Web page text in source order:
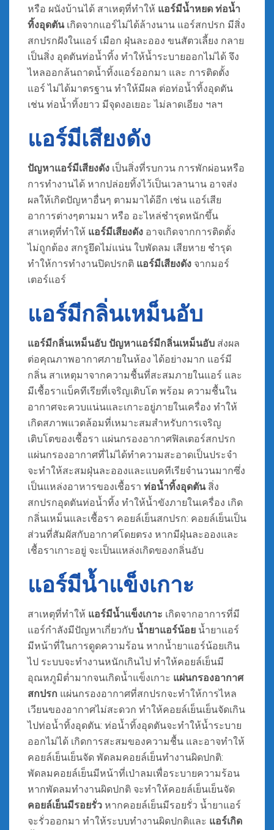
หรือ ผนังบ้านได้ สาเหตุที่ทำให้ แอร์มีน้ำหยด ท่อน้ำ
ทิ้งอุดตันเกิดจากแอร์ไม่ได้ล้างนาน แอร์สกปรก มีสิ่ง
สกปรกฝังในแอร์ เมือก ฝุ่นละออง ขนสัตวเลี้ยง กลาย
เป็นสิ่ง อุดตันท่อน้ำทิ้ง ทำให้น้ำระบายออกไม่ได้ จึง
ไหลออกล้นถาดน้ำทิ้งแอร์ออกมา และ การติดตั้ง
แอร์ ไม่ได้มาตรฐาน ทำให้มีผล ต่อท่อน้ำทิ้งอุดตัน
เช่น ท่อน้ำทิ้งยาว มีจุดงอเยอะ ไม่ลาดเอียง ฯลฯ
แอร์มีเสียงดัง
ปัญหาแอร์มีเสียงดัง เป็นสิ่งที่รบกวน การพักผ่อนหรือ
การทำงานได้ หากปล่อยทิ้งไว้เป็นเวลานาน อาจส่ง
ผลให้เกิดปัญหาอื่นๆ ตามมาได้อีก เช่น แอร์เสีย
อาการต่างๆตามมา หรือ อะไหล่ชำรุดหนักขึ้น
สาเหตุที่ทำให้ แอร์มีเสียงดัง อาจเกิดจากการติดตั้ง
ไม่ถูกต้อง สกรูยึดไม่แน่น ใบพัดลม เสียหาย ชำรุด
ทำให้การทำงานปิดปรกติ แอร์มีเสียงดัง จากมอร์
เตอร์แอร์
แอร์มีกลิ่นเหม็นอับ
แอร์มีกลิ่นเหม็นอับ ปัญหาแอร์มีกลิ่นเหม็นอับ ส่งผล
ต่อคุณภาพอากาศภายในห้อง ได้อย่างมาก แอร์มี
กลิ่น สาเหตุมาจากความชื้นที่สะสมภายในแอร์ และ
มีเชื้อราแบ็คทีเรียที่เจริญเติบโต พร้อม ความชื้นใน
อากาศจะควบแน่นและเกาะอยู่ภายในเครื่อง ทำให้
เกิดสภาพแวดล้อมที่เหมาะสมสำหรับการเจริญ
เติบโตของเชื้อรา แผ่นกรองอากาศฟิลเตอร์สกปรก
แผ่นกรองอากาศที่ไม่ได้ทำความสะอาดเป็นประจำ
จะทำให้สะสมฝุ่นละอองและแบคทีเรียจำนวนมากซึ่ง
เป็นแหล่งอาหารของเชื้อรา ท่อน้ำทิ้งอุดตันสิ่ง
สกปรกอุดตันท่อน้ำทิ้ง ทำให้น้ำขังภายในเครื่อง เกิด
กลิ่นเหม็นและเชื้อรา คอยล์เย็นสกปรก: คอยล์เย็นเป็น
ส่วนที่สัมผัสกับอากาศโดยตรง หากมีฝุ่นละอองและ
เชื้อราเกาะอยู่ จะเป็นแหล่งเกิดของกลิ่นอับ
แอร์มีน้ำแข็งเกาะ
สาเหตุที่ทำให้ แอร์มีน้ำแข็งเกาะ เกิดจากอาการที่มี
แอร์กำลังมีปัญหาเกี่ยวกับ น้ำยาแอร์น้อย น้ำยาแอร์
มีหน้าที่ในการดูดความร้อน หากน้ำยาแอร์น้อยเกิน
ไป ระบบจะทำงานหนักเกินไป ทำให้คอยล์เย็นมี
อุณหภูมิต่ำมากจนเกิดน้ำแข็งเกาะ แผ่นกรองอากาศ
สกปรก แผ่นกรองอากาศที่สกปรกจะทำให้การไหล
เวียนของอากาศไม่สะดวก ทำให้คอยล์เย็นเย็นจัดเกิน
ไปท่อน้ำทิ้งอุดตัน: ท่อน้ำทิ้งอุดตันจะทำให้น้ำระบาย
ออกไม่ได้ เกิดการสะสมของความชื้น และอาจทำให้
คอยล์เย็นเย็นจัด พัดลมคอยล์เย็นทำงานผิดปกติ:
พัดลมคอยล์เย็นมีหน้าที่เป่าลมเพื่อระบายความร้อน
หากพัดลมทำงานผิดปกติ จะทำให้คอยล์เย็นเย็นจัด
คอยล์เย็นมีรอยรั่ว หากคอยล์เย็นมีรอยรั่ว น้ำยาแอร์
จะรั่วออกมา ทำให้ระบบทำงานผิดปกติและ แอร์เกิด